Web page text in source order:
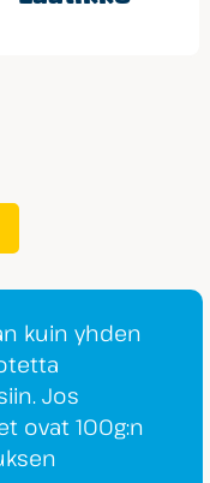
kuin yhden
Jos
ovat 100g:n